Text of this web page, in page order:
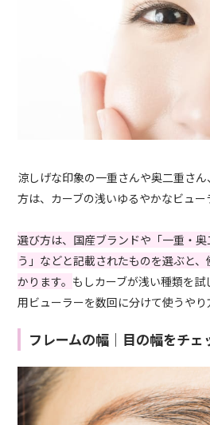
涼しげな印象の一重さんや奥二重さ
方は、カーブの浅いゆるやかなビュー
選び方は、国産ブランドや「一重・
う」などと記載されたものを選ぶと
かります。 もしカーブが浅い種類を
用ビューラーを数回に分けて使うやり
フレームの幅｜目の幅をチェ